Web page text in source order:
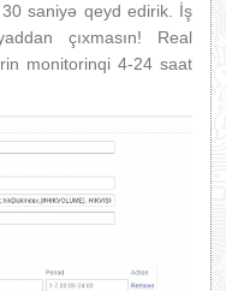
saniyə qeyd edirik. İş
çıxmasın! Real
monitorinqi 4-24 saat